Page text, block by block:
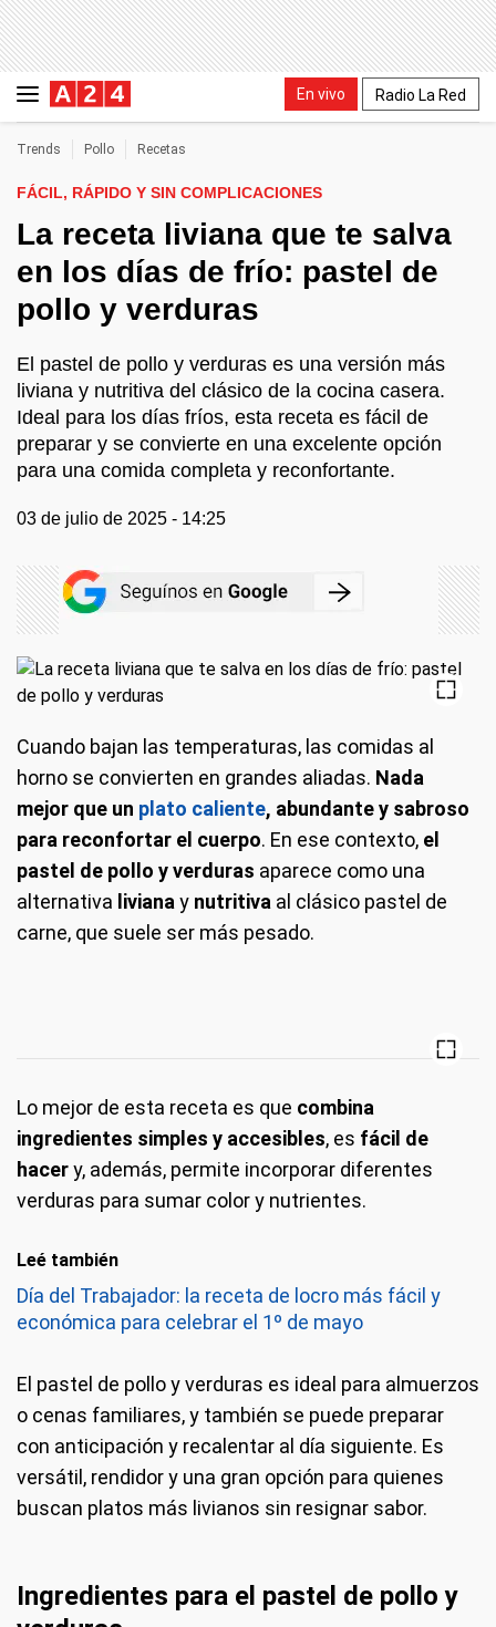
En vivo Radio La Red
Trends Pollo Recetas
FÁCIL, RÁPIDO Y SIN COMPLICACIONES
La receta liviana que te salva
en los días de frío: pastel de
pollo y verduras
El pastel de pollo y verduras es una versión más
liviana y nutritiva del clásico de la cocina casera.
Ideal para los días fríos, esta receta es fácil de
preparar y se convierte en una excelente opción
para una comida completa y reconfortante.
03 de julio de 2025 - 14:25
Cuando bajan las temperaturas, las comidas al
horno se convierten en grandes aliadas. Nada
mejor que un plato caliente, abundante y sabroso
para reconfortar el cuerpo. En ese contexto, el
pastel de pollo y verduras aparece como una
alternativa liviana y nutritiva al clásico pastel de
carne, que suele ser más pesado.
Lo mejor de esta receta es que combina
ingredientes simples y accesibles, es fácil de
hacery, además, permite incorporar diferentes
verduras para sumar color y nutrientes.
Leé también
Día del Trabajador: la receta de locro más fácil y
económica para celebrar el 1º de mayo
El pastel de pollo y verduras es ideal para almuerzos
o cenas familiares, y también se puede preparar
con anticipación y recalentar al día siguiente. Es
versátil, rendidor y una gran opción para quienes
buscan platos más livianos sin resignar sabor.
Ingredientes para el pastel de pollo y